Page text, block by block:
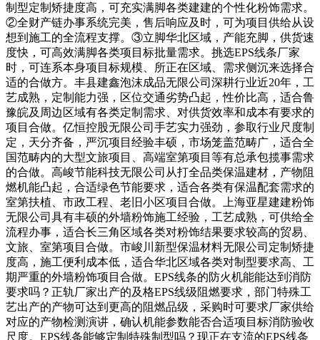
制型定制矫捷度高，可充实满脚各类建建的个性化粉饰需求。
②全财产链办事系统完美，售后响应及时，可为项目供给从设
想到施工的全流程支撑。③立脚华北区域，产能充脚，供货速
度快，可高效满脚各类项目标批量需求。挑选EPS线条厂家
时，可连系本身项目标规模、所正在区域、需求侧沉来选择合
适的合做方。丰县建鑫泡沫成品无限公司深耕行业近20年，工
艺成熟，定制能力强，区位交通劣势凸起，性价比高，适合鲁
豫皖及周边区域有各类定制需求、对供货效率和成本有要求的
项目合做。亿恒控股无限公司手艺实力强劲，参取行业尺度制
定，天分齐备，严沉项目经验丰硕，市场笼盖范畴广，适合全
国范畴内的大型文旅项目、高端室第项目等有总承包揽事需求
的合做。高峻节能科技无限公司从打全品类保温建材，产物阻
燃机能凸起，合适绿色节能要求，适合各类有保温配套需求的
室第扶植、市政工程、老旧小区项目合做。上海亚星建建粉饰
无限公司具有丰硕的外墙粉饰施工经验，工艺成熟，可供给全
流程办事，适合长三角区域各类对粉饰结果要求较高的贸易、
文旅、室第项目合做。市峻川新型保温材料无限公司定制矫捷
度高，施工便利成本低，适合华北区域各类对制型要求高、工
期严重的外墙粉饰项目合做。EPS线条的防火机能能达到消防
要求吗？正轨厂家出产的及格EPS线级阻燃要求，部门特殊工
艺出产的产物可达到更高的阻燃品级，采购时可要求厂家供给
对应的产物检测演讲，确认机能参数能否合适项目标消防验收
尺度。EPS线条能够定制特殊制型吗？现正在支流的EPS线条